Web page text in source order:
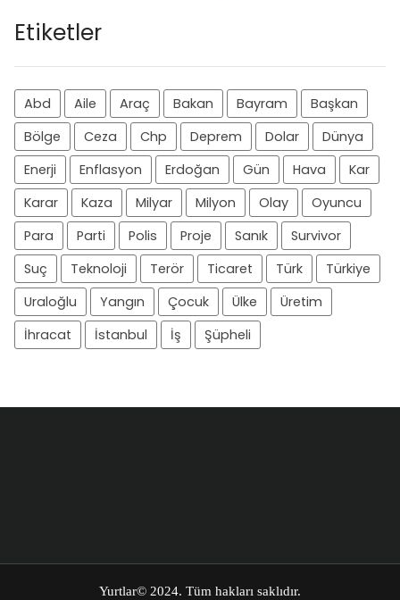
Etiketler
Abd Aile Araç Bakan Bayram
Başkan
Bölge
Ceza Chp Deprem Dolar
Dünya
Enerji
Enflasyon Erdoğan Gün Hava
Kar
Karar
Kaza Milyar Milyon Olay
Oyuncu
Para
Parti Polis Proje Sanık
Survivor
Suç
Teknoloji Terör Ticaret Türk
Türkiye
Uraloğlu
Yangın Çocuk Ülke
Üretim
İhracat
İstanbul İş Şüpheli
Yurtlar© 2024. Tüm hakları saklıdır.